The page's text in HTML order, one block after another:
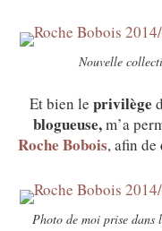
Nouvelle
Et bien le privilège
blogueuse,m’a
Roche Bobois, afin de
Photo de moi prise dans